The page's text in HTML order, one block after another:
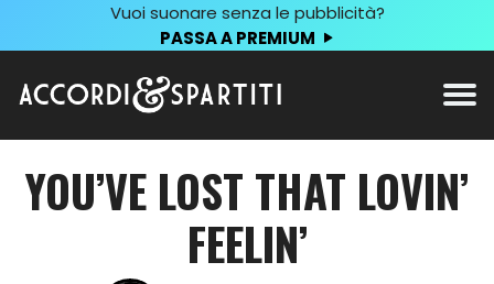
Vuoi suonare senza le pubblicità?
PASSA A PREMIUM
YOU’VE LOST THAT LOVIN’
FEELIN’